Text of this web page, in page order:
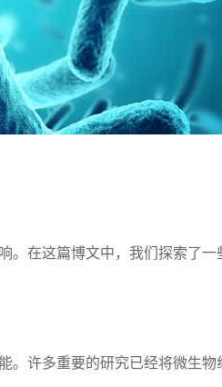
。在这篇博文中，我们探索了
。许多重要的研究已经将微生